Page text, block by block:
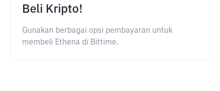
Beli Kripto!
Gunakan berbagai opsi pembayaran untuk
membeli Ethena di Bittime.